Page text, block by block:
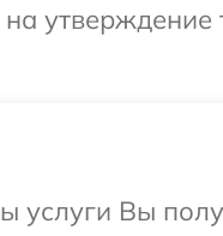
услуги Вы